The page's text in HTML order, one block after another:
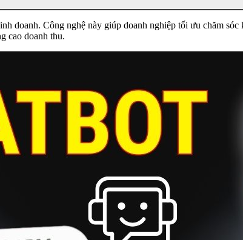
doanh. Công nghệ này giúp doanh nghiệp tối ưu chăm
cao doanh thu.